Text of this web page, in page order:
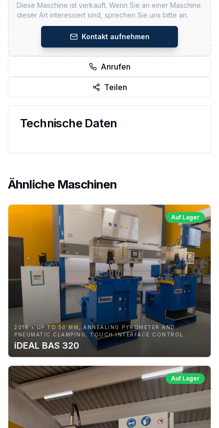
Diese Maschine ist verkauft. Wenn Sie an einer Maschine
dieser Art interessiert sind, sprechen Sie uns bitte an.
Kontakt aufnehmen
Anrufen
Teilen
Technische Daten
Ähnliche Maschinen
Auf Lager
2016 • UP TO 50 MM, ANNEALING PYROMETER AND
PNEUMATIC CLAMPING, TOUCH INTERFACE CONTROL
iDEAL BAS 320
Auf Lager